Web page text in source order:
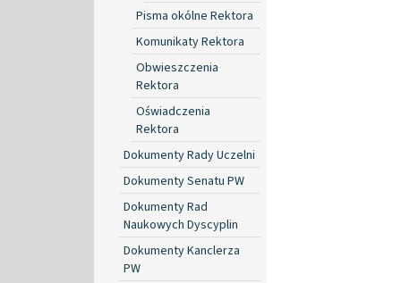
Pisma okólne Rektora
Komunikaty Rektora
Obwieszczenia
Rektora
Oświadczenia
Rektora
Dokumenty Rady Uczelni
Dokumenty Senatu PW
Dokumenty Rad
Naukowych Dyscyplin
Dokumenty Kanclerza
PW